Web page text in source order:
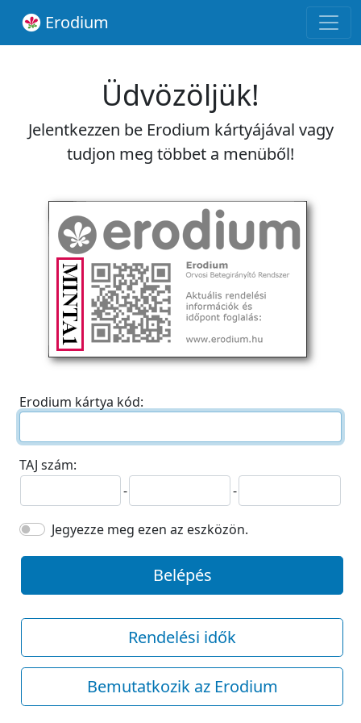
Erodium
Üdvözöljük!
Jelentkezzen be Erodium kártyájával vagy
tudjon meg többet a menüből!
Erodium kártya kód:
TAJ szám:
-
-
Jegyezze meg ezen az eszközön.
Belépés
Rendelési idők
Bemutatkozik az Erodium